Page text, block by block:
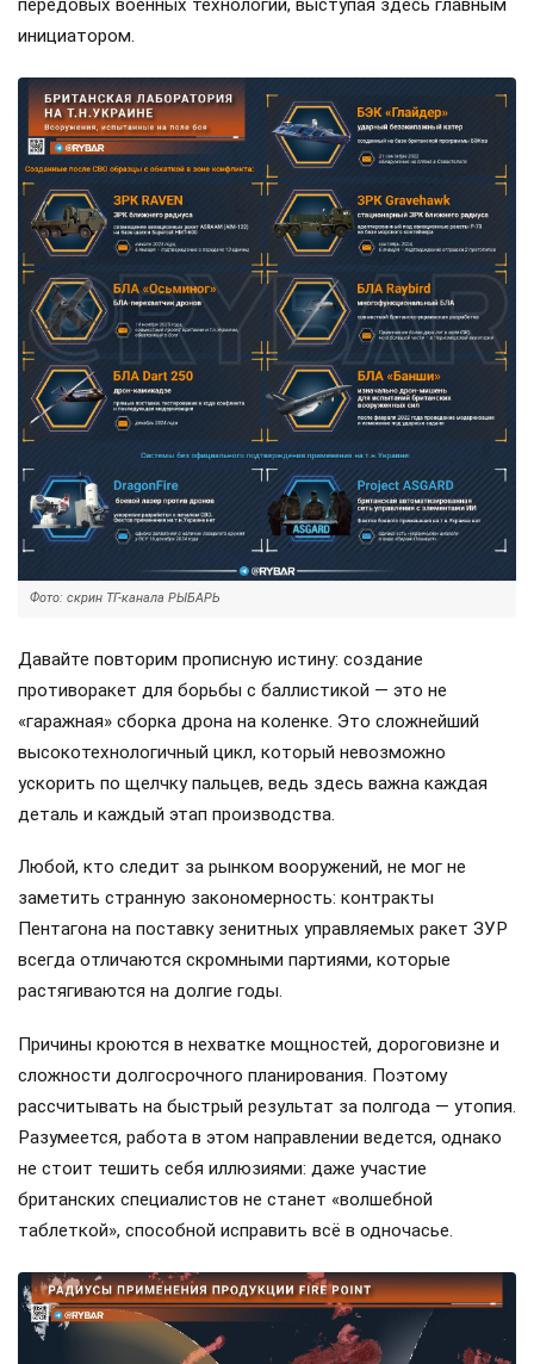
передовых военных технологий, выступая здесь главным
инициатором.
Фото: скрин ТГ-канала РЫБАРЬ
Давайте повторим прописную истину: создание
противоракет для борьбы с баллистикой — это не
«гаражная» сборка дрона на коленке. Это сложнейший
высокотехнологичный цикл, который невозможно
ускорить по щелчку пальцев, ведь здесь важна каждая
деталь и каждый этап производства.
Любой, кто следит за рынком вооружений, не мог не
заметить странную закономерность: контракты
Пентагона на поставку зенитных управляемых ракет ЗУР
всегда отличаются скромными партиями, которые
растягиваются на долгие годы.
Причины кроются в нехватке мощностей, дороговизне и
сложности долгосрочного планирования. Поэтому
рассчитывать на быстрый результат за полгода — утопия.
Разумеется, работа в этом направлении ведется, однако
не стоит тешить себя иллюзиями: даже участие
британских специалистов не станет «волшебной
таблеткой», способной исправить всё в одночасье.